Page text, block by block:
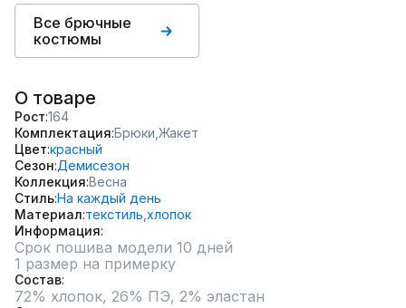
Все брючные
костюмы
О товаре
Рост 164
Комплектация Брюки, Жакет
Цвет красный
Сезон Демисезон
Коллекция Весна
СтильНа каждый день
Материал текстиль, хлопок
Информация
Срок пошива модели 10 дней
1 размер на примерку
Состав
72% хлопок, 26% ПЭ, 2% эластан